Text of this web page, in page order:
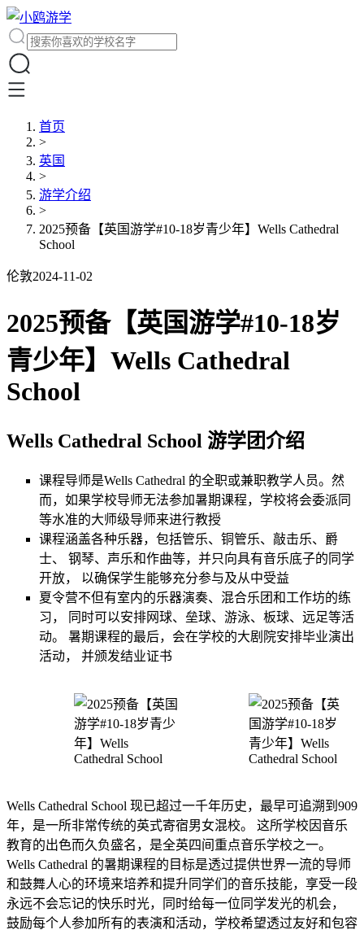
首页
>
英国
>
游学介绍
>
2025预备【英国游学#10-18岁青少年】Wells Cathedral
School
伦敦2024-11-02
2025预备【英国游学#10-18岁
青少年】Wells Cathedral
School
Wells Cathedral School 游学团介绍
课程导师是Wells Cathedral 的全职或兼职教学人员。然
而，如果学校导师无法参加暑期课程，学校将会委派同
等水准的大师级导师来进行教授
课程涵盖各种乐器，包括管乐、铜管乐、敲击乐、爵
士、 钢琴、声乐和作曲等，并只向具有音乐底子的同学
开放， 以确保学生能够充分参与及从中受益
夏令营不但有室内的乐器演奏、混合乐团和工作坊的练
习， 同时可以安排网球、垒球、游泳、板球、远足等活
动。 暑期课程的最后，会在学校的大剧院安排毕业演出
活动， 并颁发结业证书
Wells Cathedral School 现已超过一千年历史，最早可追溯到909
年，是一所非常传统的英式寄宿男女混校。 这所学校因音乐
教育的出色而久负盛名，是全英四间重点音乐学校之一。
Wells Cathedral 的暑期课程的目标是透过提供世界一流的导师
和鼓舞人心的环境来培养和提升同学们的音乐技能，享受一段
永远不会忘记的快乐时光，同时给每一位同学发光的机会，
鼓励每个人参加所有的表演和活动，学校希望透过友好和包容